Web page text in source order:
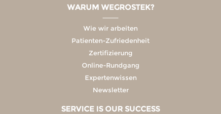
WARUM WEGROSTEK?
Wie wir arbeiten
Patienten-Zufriedenheit
Zertifizierung
Online-Rundgang
Expertenwissen
Newsletter
SERVICE IS OUR SUCCESS